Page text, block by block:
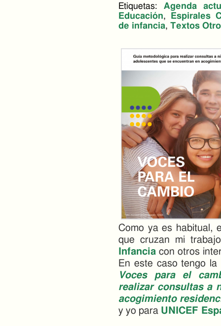
Etiquetas: Agenda
Educación,
Espirales
de infancia, Textos
Como ya es habitual,
que cruzan mi
Infancia con otros
En este caso tengo
Voces para el
realizar consultas a
acogimiento
y yo para UNICEF